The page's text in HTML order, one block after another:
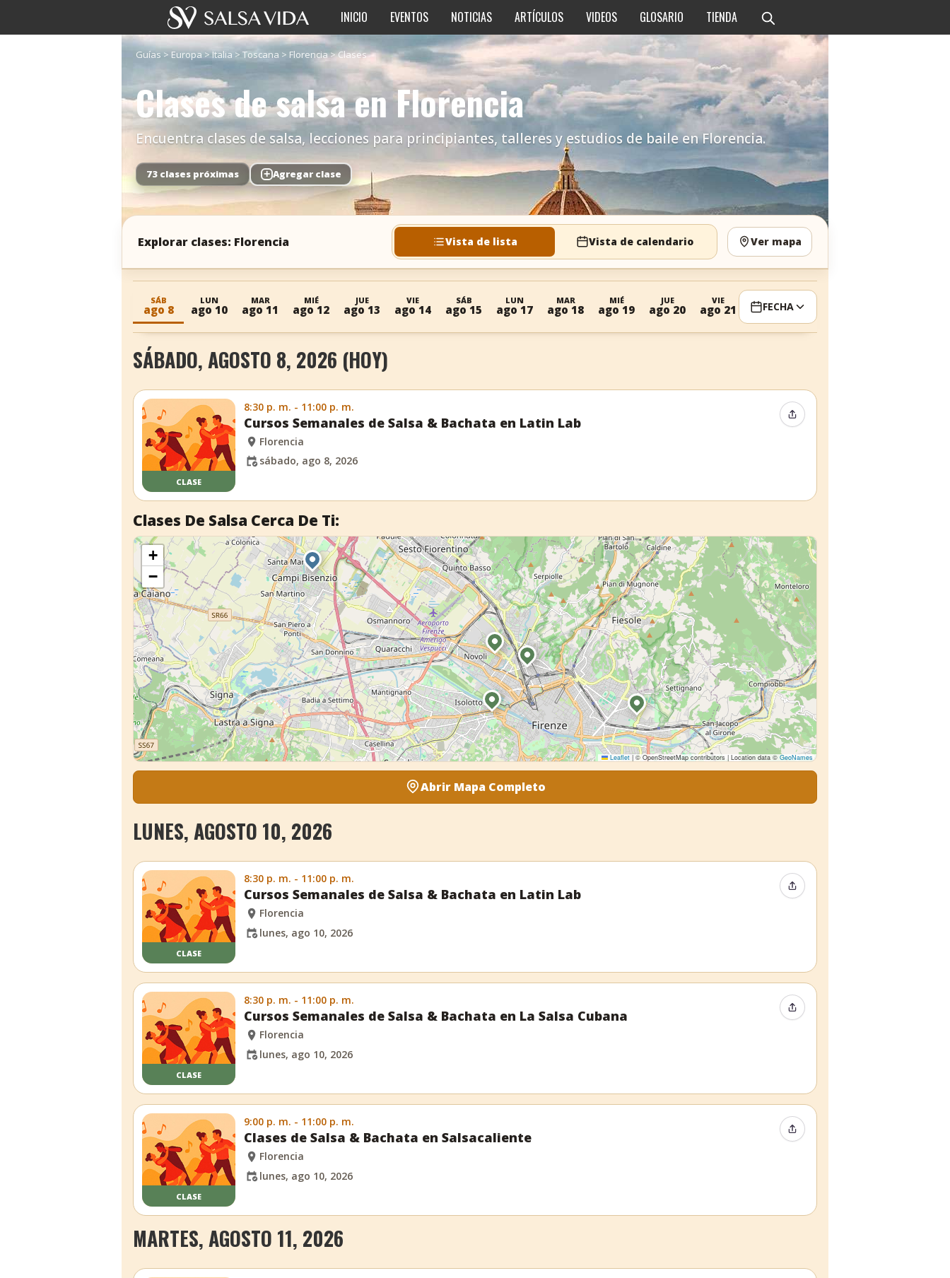
INICIO EVENTOS NOTICIAS ARTÍCULOS VIDEOS GLOSARIO TIENDA
Guías> Europa>Italia >Toscana > Florencia>Clases
Clases de salsa en Florencia
Encuentra clases de salsa, lecciones para principiantes, talleres y estudios de baile en Florencia.
73 clases próximas + Agregar clase
Explorar clases: Florencia Vista de lista Vista de calendario Ver mapa
SÁB
ago 8
LUN
ago 10
MAR
ago 11
MIÉ
ago 12
JUE
ago 13
VIE
ago 14
SÁB
ago 15
LUN
ago 17
MAR
ago 18
MIÉ
ago 19
JUE
ago 20
VIE
ago 21 FECHA
SÁBADO, AGOSTO 8, 2026 (HOY)
CLASE
8:30 p. m. - 11:00 p. m.
Cursos Semanales de Salsa & Bachata en Latin Lab
Florencia
sábado, ago 8, 2026
Compartir evento
Clases De Salsa Cerca De Ti:
+
−
Leaflet |© OpenStreetMap contributors | Location data ©GeoNames
Abrir Mapa Completo
LUNES, AGOSTO 10, 2026
CLASE
8:30 p. m. - 11:00 p. m.
Cursos Semanales de Salsa & Bachata en Latin Lab
Florencia
lunes, ago 10, 2026
Compartir evento
CLASE
8:30 p. m. - 11:00 p. m.
Cursos Semanales de Salsa & Bachata en La Salsa Cubana
Florencia
lunes, ago 10, 2026
Compartir evento
CLASE
9:00 p. m. - 11:00 p. m.
Clases de Salsa & Bachata en Salsacaliente
Florencia
lunes, ago 10, 2026
Compartir evento
MARTES, AGOSTO 11, 2026